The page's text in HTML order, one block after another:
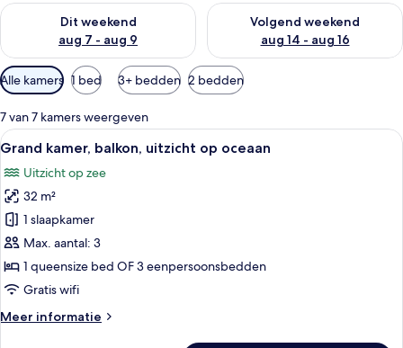
Dit weekend
aug 7 - aug 9
De beschikbaarheid controleren voor dit weekend aug 7 -
Volgend weekend
aug 14 - aug 16
De beschikbaarheid
Beschikbare
filters
voor
kamers
Alle kamers 1 bed 3+ bedden 2 bedden
7 van 7 kamers weergeven
Alle
foto's
voor
Grand
kamer,
balkon,
uitzicht
op
laden
Een balkon met uitzicht op een
7
Grand kamer, balkon, uitzicht op oceaan
Uitzicht op zee
32 m²
1 slaapkamer
Max. aantal: 3
1 queensize bed OF 3 eenpersoonsbedden
Gratis wifi
Meer informatie
Meer